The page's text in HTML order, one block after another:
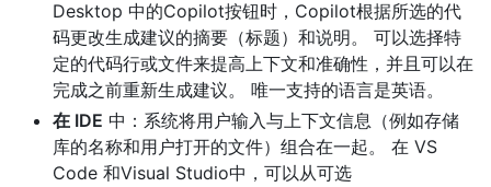
Desktop 中的Copilot按钮时，Copilot根据所选的代
码更改生成建议的摘要（标题）和说明。 可以选择特
定的代码行或文件来提高上下文和准确性，并且可以在
完成之前重新生成建议。 唯一支持的语言是英语。
在 IDE 中：系统将用户输入与上下文信息（例如存储
库的名称和用户打开的文件）组合在一起。 在 VS
Code 和Visual Studio中，可以从可选